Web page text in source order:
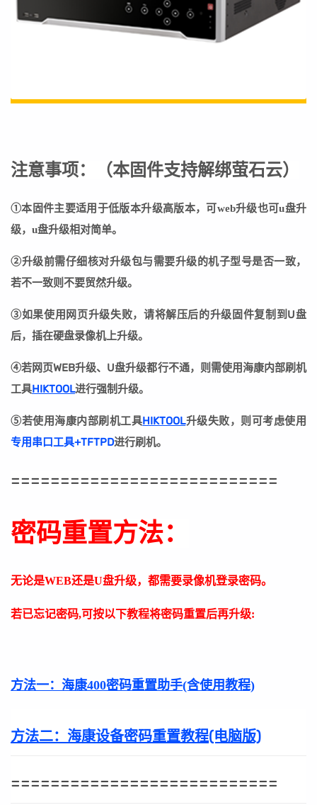
注意事项： （本固件支持解绑萤石云）
①本固件主要适用于低版本升级高版本，可web升级也可u盘升
级，u盘升级相对简单。
②升级前需仔细核对升级包与需要升级的机子型号是否一致，
若不一致则不要贸然升级。
③如果使用网页升级失败，请将解压后的升级固件复制到U盘
后，插在硬盘录像机上升级。
④若网页WEB升级、U盘升级都行不通，则需使用海康内部刷机
工具HIKTOOL进行强制升级。
⑤若使用海康内部刷机工具HIKTOOL升级失败，则可考虑使用
专用串口工具+TFTPD进行刷机。
===========================
密码重置方法：
无论是WEB还是U盘升级，都需要录像机登录密码。
若已忘记密码,可按以下教程将密码重置后再升级:
方法一： 海康400密码重置助手(含使用教程)
方法二： 海康设备密码重置教程(电脑版)
===========================